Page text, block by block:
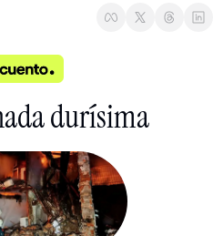
durísima